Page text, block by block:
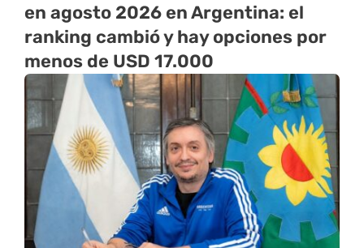
en agosto 2026 en Argentina: el
ranking cambió y hay opciones por
menos de USD 17.000